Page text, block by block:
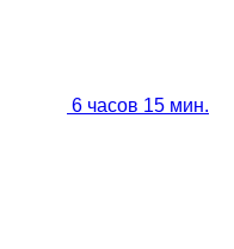
6 часов 15 мин.